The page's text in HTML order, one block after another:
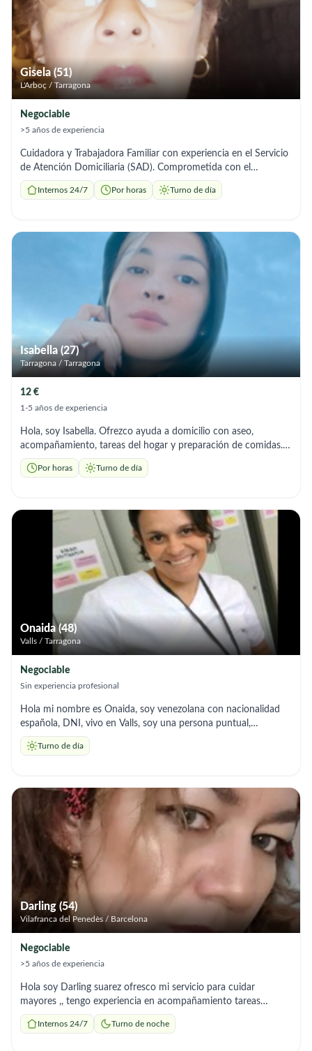
Gisela (51)
L'Arboç / Tarragona
Negociable
>5 años de experiencia
Cuidadora y Trabajadora Familiar con experiencia en el Servicio
de Atención Domiciliaria (SAD). Comprometida con el
bienestar, seguridad y autonomía de personas adultas y
mayores, ofreciendo un trato cercano, respetuoso y
Internos 24/7 Por horas Turno de día
Isabella (27)
Tarragona / Tarragona
12 €
1-5 años de experiencia
Hola, soy Isabella. Ofrezco ayuda a domicilio con aseo,
acompañamiento, tareas del hogar y preparación de comidas.
Soy responsable y me adapto a los horarios que necesites. soy
muy responsable cuidadosa, atenta, cariñosa y muy puntual
Por horas Turno de día
Onaida (48)
Valls / Tarragona
Negociable
Sin experiencia profesional
Hola mi nombre es Onaida, soy venezolana con nacionalidad
española, DNI, vivo en Valls, soy una persona puntual,
responsable, prudente. Deseo trabajar para aprender cada día
más y dedicarme a apoyar a personas que así lo requieran.
Turno de día
Darling (54)
Vilafranca del Penedès / Barcelona
Negociable
>5 años de experiencia
Hola soy Darling suarez ofresco mi servicio para cuidar
mayores ,, tengo experiencia en acompañamiento tareas
preparacion de comidas soy responsable y me adapto a los
horarios q necesites
Internos 24/7 Turno de noche